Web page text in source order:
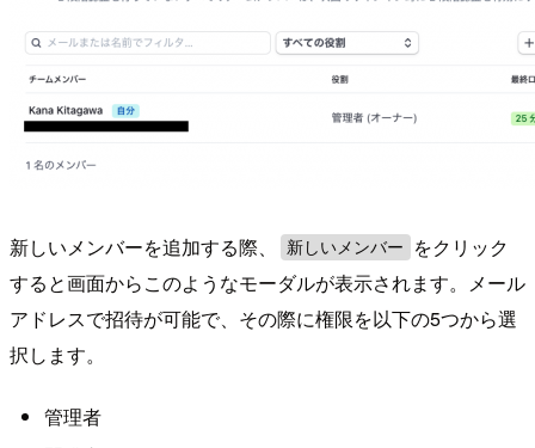
新しいメンバーを追加する際、 新しいメンバー
をクリック
すると画面からこのようなモーダルが表示されます。メール
アドレスで招待が可能で、その際に権限を以下の5つから選
択します。
管理者